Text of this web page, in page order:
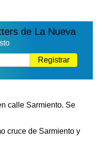
de La Nueva
Registrar
calle Sarmiento. Se
cruce de Sarmiento y